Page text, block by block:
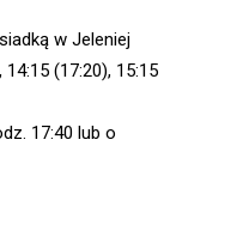
w Jeleniej
(17:20), 15:15
17:40 lub o